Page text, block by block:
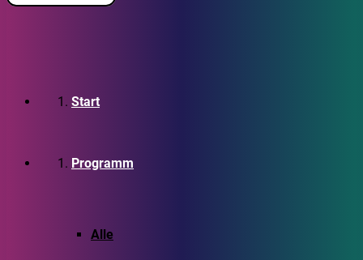
Start
Programm
Alle